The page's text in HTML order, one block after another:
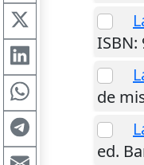
ISBN:
de
ed.